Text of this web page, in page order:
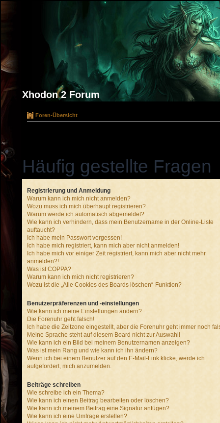
Xhodon 2 Forum
Foren-Übersicht
Häufig gestellte Fragen
Registrierung und Anmeldung
Warum kann ich mich nicht anmelden?
Wozu muss ich mich überhaupt registrieren?
Warum werde ich automatisch abgemeldet?
Wie kann ich verhindern, dass mein Benutzername in der Online-Liste
auftaucht?
Ich habe mein Passwort vergessen!
Ich habe mich registriert, kann mich aber nicht anmelden!
Ich habe mich vor einiger Zeit registriert, kann mich aber nicht mehr
anmelden?!
Was ist COPPA?
Warum kann ich mich nicht registrieren?
Wozu ist die „Alle Cookies des Boards löschen“-Funktion?
Benutzerpräferenzen und -einstellungen
Wie kann ich meine Einstellungen ändern?
Die Forenuhr geht falsch!
Ich habe die Zeitzone eingestellt, aber die Forenuhr geht immer noch
Meine Sprache steht auf diesem Board nicht zur Auswahl!
Wie kann ich ein Bild bei meinem Benutzernamen anzeigen?
Was ist mein Rang und wie kann ich ihn ändern?
Wenn ich bei einem Benutzer auf den E-Mail-Link klicke, werde ich
aufgefordert, mich anzumelden.
Beiträge schreiben
Wie schreibe ich ein Thema?
Wie kann ich einen Beitrag bearbeiten oder löschen?
Wie kann ich meinem Beitrag eine Signatur anfügen?
Wie kann ich eine Umfrage erstellen?